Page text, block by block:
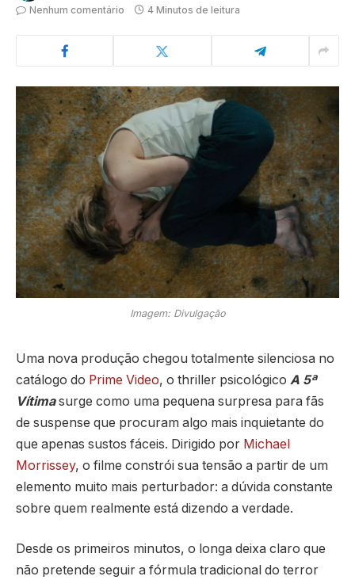
Nenhum comentário
4 Minutos de leitura
Imagem: Divulgação
Uma nova produção chegou totalmente silenciosa no
catálogo do Prime Video, o thriller psicológico A 5ª
Vítimasurge como uma pequena surpresa para fãs
de suspense que procuram algo mais inquietante do
que apenas sustos fáceis. Dirigido por Michael
Morrissey, o filme constrói sua tensão a partir de um
elemento muito mais perturbador: a dúvida constante
sobre quem realmente está dizendo a verdade.
Desde os primeiros minutos, o longa deixa claro que
não pretende seguir a fórmula tradicional do terror